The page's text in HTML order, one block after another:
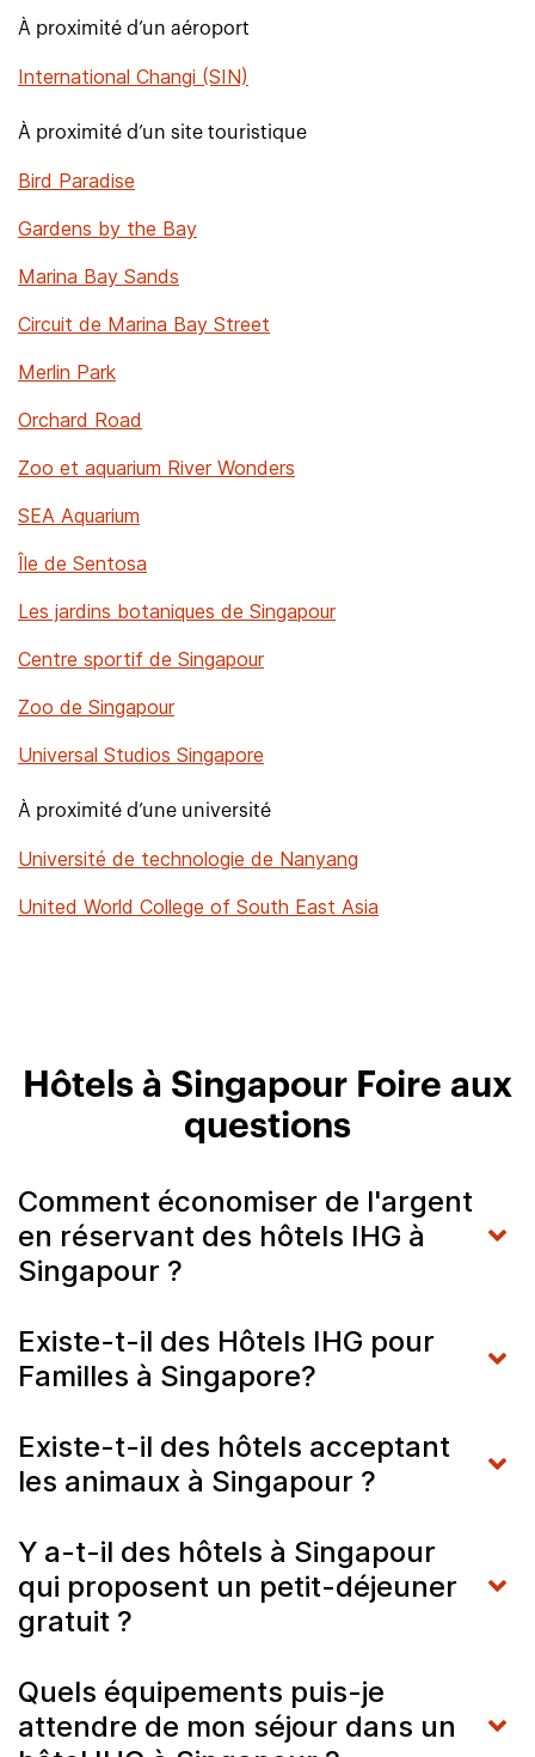
À proximité d’un aéroport
International Changi (SIN)
À proximité d’un site touristique
Bird Paradise
Gardens by the Bay
Marina Bay Sands
Circuit de Marina Bay Street
Merlin Park
Orchard Road
Zoo et aquarium River Wonders
SEA Aquarium
Île de Sentosa
Les jardins botaniques de Singapour
Centre sportif de Singapour
Zoo de Singapour
Universal Studios Singapore
À proximité d’une université
Université de technologie de Nanyang
United World College of South East Asia
Hôtels à Singapour Foire aux
questions
Comment économiser de l'argent
en réservant des hôtels IHG à
Singapour ?
Existe-t-il des Hôtels IHG pour
Familles à Singapore?
Existe-t-il des hôtels acceptant
les animaux à Singapour ?
Y a-t-il des hôtels à Singapour
qui proposent un petit-déjeuner
gratuit ?
Quels équipements puis-je
attendre de mon séjour dans un